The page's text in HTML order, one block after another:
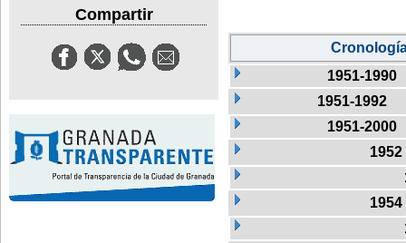
Compartir
1951-1990
1951-1992
1951-2000
1952
1954